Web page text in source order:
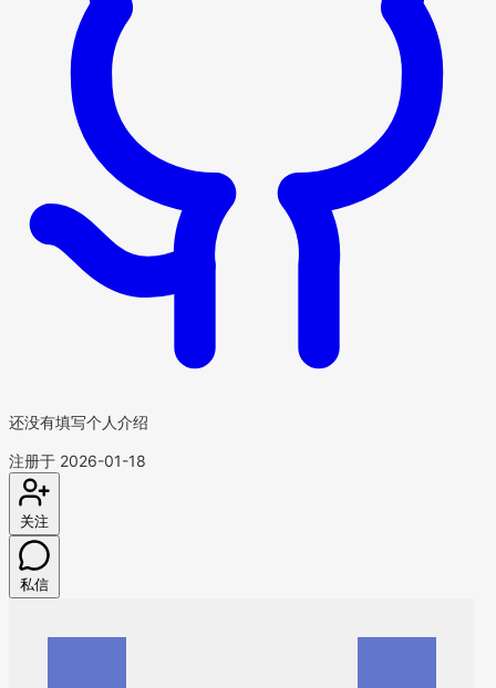
还没有填写个人介绍
注册于 2026-01-18
关注
私信